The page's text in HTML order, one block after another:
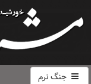
جنگ نرم